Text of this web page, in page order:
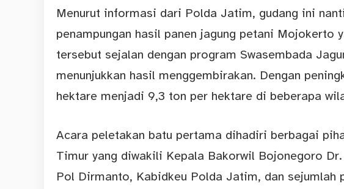
Menurut informasi dari Polda Jatim, gudang ini
penampungan hasil panen jagung petani Mojokerto
tersebut sejalan dengan program Swasembada
menunjukkan hasil menggembirakan. Dengan
hektare menjadi 9,3 ton per hektare di beberapa
Acara peletakan batu pertama dihadiri berbagai
Timur yang diwakili Kepala Bakorwil Bojonegoro
Pol Dirmanto, Kabidkeu Polda Jatim, dan sejumlah